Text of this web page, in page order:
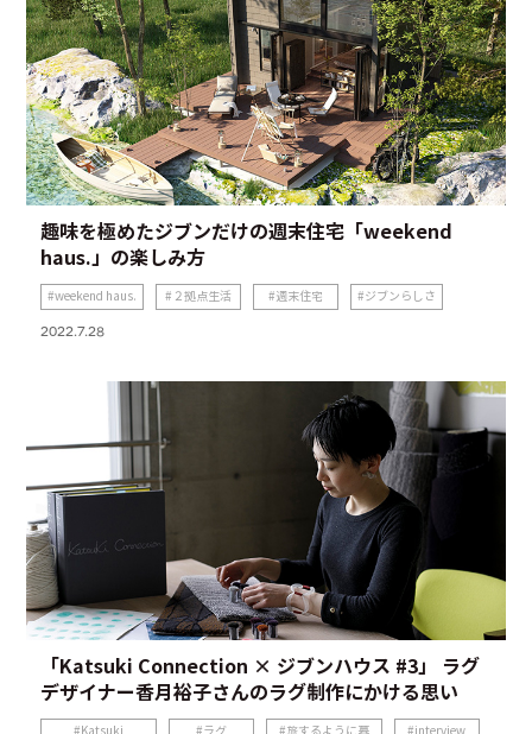
趣味を極めたジブンだけの週末住宅「weekend
haus.」の楽しみ方
weekend haus. ２拠点生活 週末住宅 ジブンらしさ
2022.7.28
「Katsuki Connection × ジブンハウス #3」 ラグ
デザイナー香月裕子さんのラグ制作にかける思い
Katsuki ラグ 旅するように暮 interview